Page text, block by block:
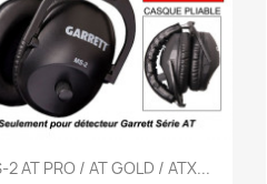
Snel bekijken
2 AT PRO / AT GOLD / ATX...